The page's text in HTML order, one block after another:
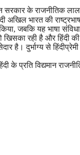
के राजनीतिक
अखिल भारत की
जबकि यह भाषा
खिसका रही है और हिंदी
है। दुर्भाग्य से
के प्रति विद्यमान